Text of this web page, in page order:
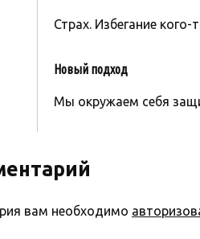
Страх. Избегание кого-
Новый подход
Мы окружаем себя
вам необходимо